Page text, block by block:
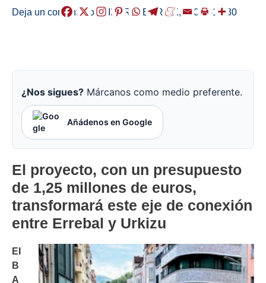
Deja un comentario /EIBAR ,HERRIAK,/2025-12-30
¿Nos sigues? Márcanos como medio preferente.
Añádenos en Google
El proyecto, con un presupuesto
de 1,25 millones de euros,
transformará este eje de conexión
entre Errebal y Urkizu
EI
B
A